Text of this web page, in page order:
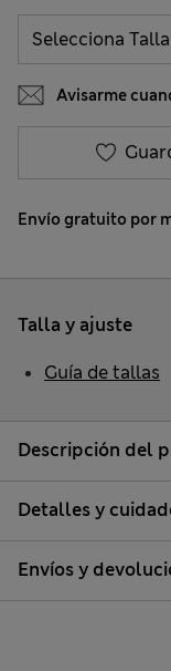
Avisarme
Envío gratuito por
Descripción del
Detalles y
Envíos y
Talla y ajuste
Guía de tallas